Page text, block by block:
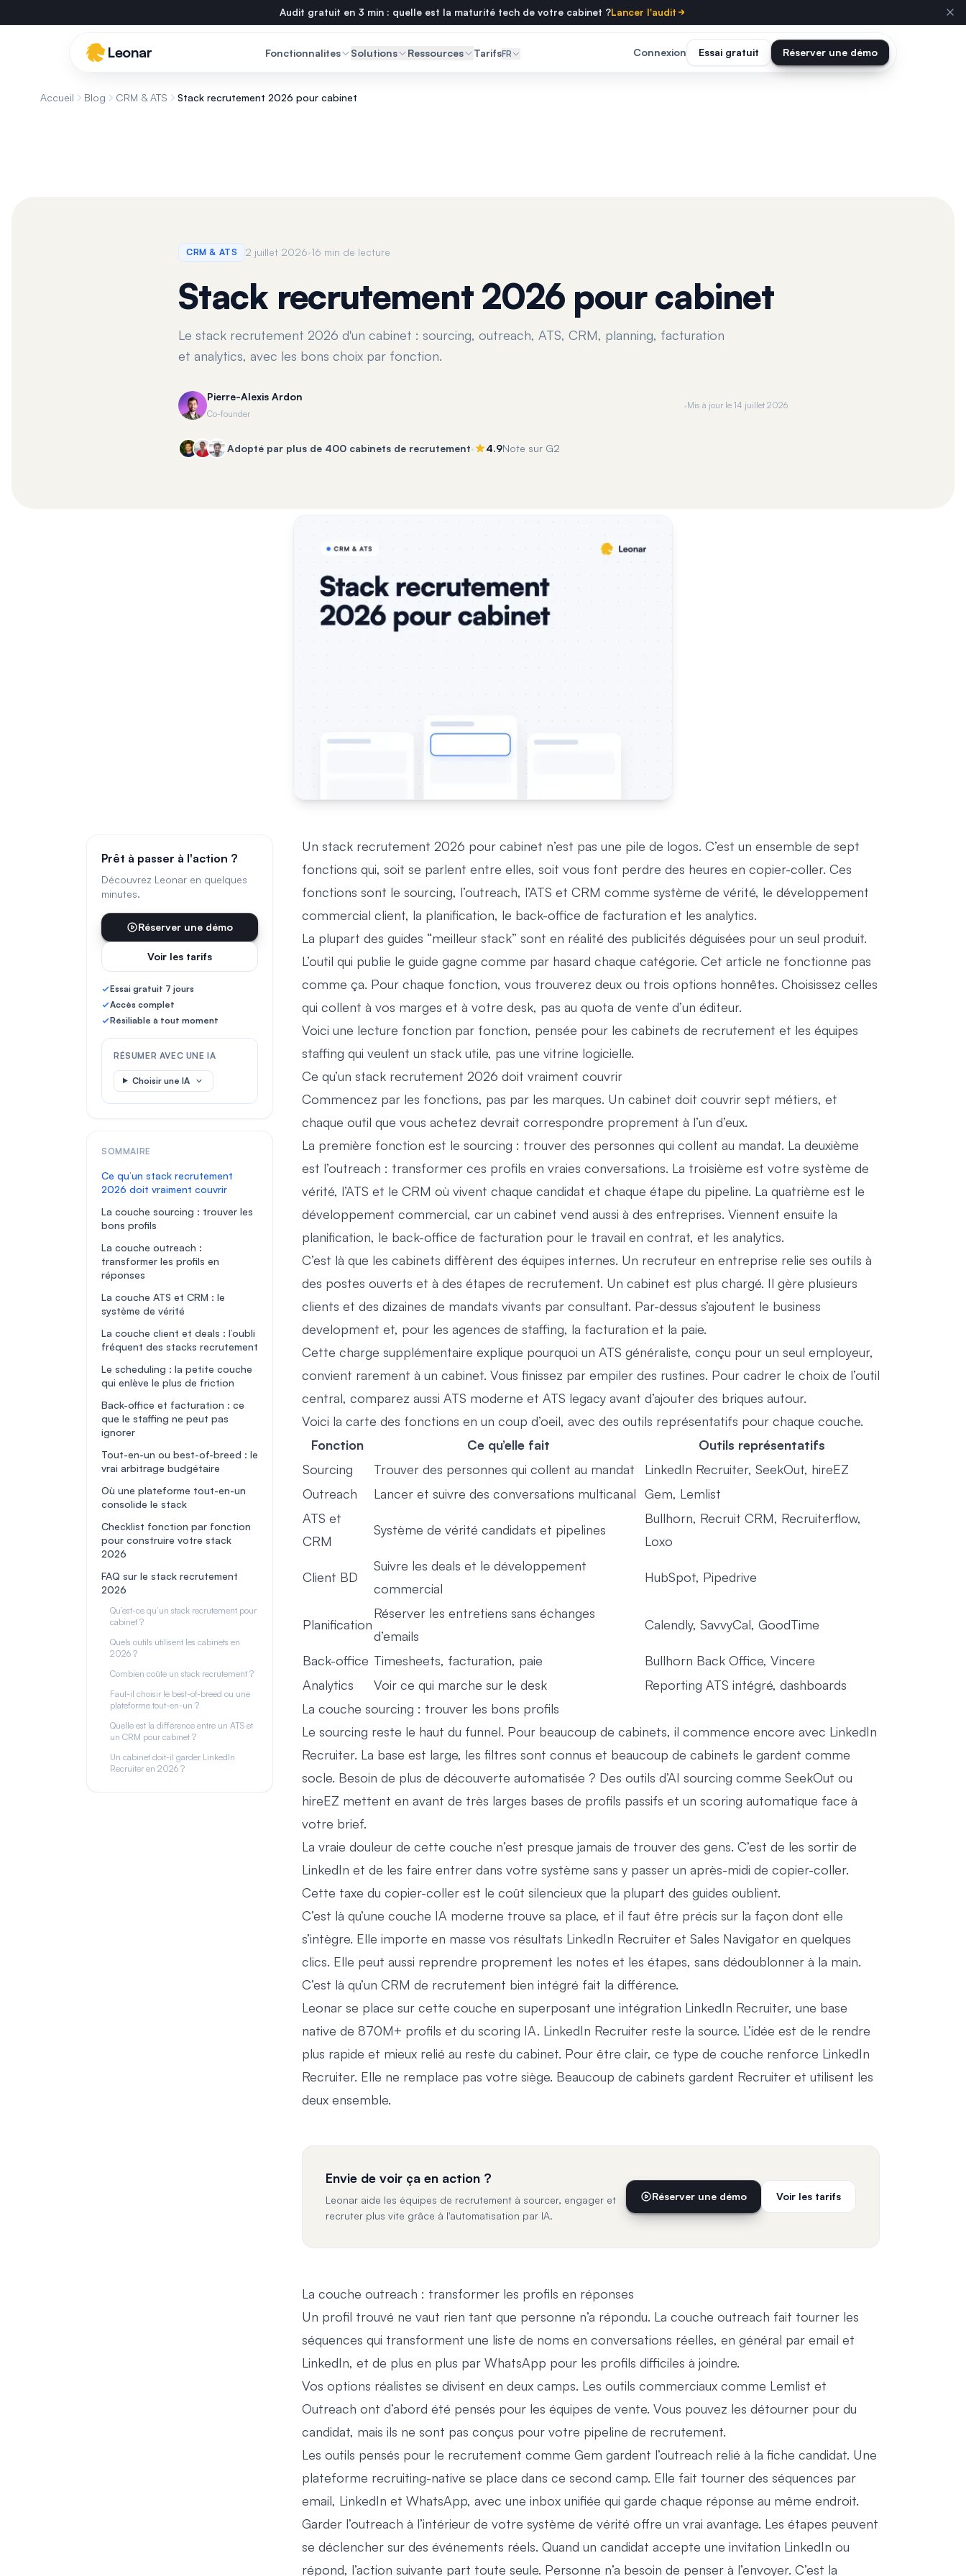
Audit gratuit en 3 min : quelle est la maturité tech de votre cabinet ?Lancer l'audit
Leonar Fonctionnalites Solutions Ressources TarifsFR Connexion Essai gratuit Réserver une démo
Accueil Blog CRM & ATS Stack recrutement 2026 pour cabinet
CRM & ATS 2 juillet 2026·16 min de lecture
Stack recrutement 2026 pour cabinet
Le stack recrutement 2026 d'un cabinet : sourcing, outreach, ATS, CRM, planning, facturation
et analytics, avec les bons choix par fonction.
Pierre-Alexis Ardon
Co-founder
·Mis à jour le 14 juillet 2026
Adopté par plus de 400 cabinets de recrutement· 4.9Note sur G2
Prêt à passer à l'action ?
Découvrez Leonar en quelques
minutes.
Réserver une démo
Voir les tarifs
Essai gratuit 7 jours
Accès complet
Résiliable à tout moment
RÉSUMER AVEC UNE IA
Choisir une IA
SOMMAIRE
Ce qu’un stack recrutement
2026 doit vraiment couvrir
La couche sourcing : trouver les
bons profils
La couche outreach :
transformer les profils en
réponses
La couche ATS et CRM : le
système de vérité
La couche client et deals : l’oubli
fréquent des stacks recrutement
Le scheduling : la petite couche
qui enlève le plus de friction
Back-office et facturation : ce
que le staffing ne peut pas
ignorer
Tout-en-un ou best-of-breed : le
vrai arbitrage budgétaire
Où une plateforme tout-en-un
consolide le stack
Checklist fonction par fonction
pour construire votre stack
2026
FAQ sur le stack recrutement
2026
Qu’est-ce qu’un stack recrutement pour
cabinet ?
Quels outils utilisent les cabinets en
2026 ?
Combien coûte un stack recrutement ?
Faut-il choisir le best-of-breed ou une
plateforme tout-en-un ?
Quelle est la différence entre un ATS et
un CRM pour cabinet ?
Un cabinet doit-il garder LinkedIn
Recruiter en 2026 ?
Un stack recrutement 2026 pour cabinet n’est pas une pile de logos. C’est un ensemble de sept
fonctions qui, soit se parlent entre elles, soit vous font perdre des heures en copier-coller. Ces
fonctions sont le sourcing, l’outreach, l’ATS et CRM comme système de vérité, le développement
commercial client, la planification, le back-office de facturation et les analytics.
La plupart des guides “meilleur stack” sont en réalité des publicités déguisées pour un seul produit.
L’outil qui publie le guide gagne comme par hasard chaque catégorie. Cet article ne fonctionne pas
comme ça. Pour chaque fonction, vous trouverez deux ou trois options honnêtes. Choisissez celles
qui collent à vos marges et à votre desk, pas au quota de vente d’un éditeur.
Voici une lecture fonction par fonction, pensée pour les cabinets de recrutement et les équipes
staffing qui veulent un stack utile, pas une vitrine logicielle.
Ce qu’un stack recrutement 2026 doit vraiment couvrir
Commencez par les fonctions, pas par les marques. Un cabinet doit couvrir sept métiers, et
chaque outil que vous achetez devrait correspondre proprement à l’un d’eux.
La première fonction est le sourcing : trouver des personnes qui collent au mandat. La deuxième
est l’outreach : transformer ces profils en vraies conversations. La troisième est votre système de
vérité, l’ATS et le CRM où vivent chaque candidat et chaque étape du pipeline. La quatrième est le
développement commercial, car un cabinet vend aussi à des entreprises. Viennent ensuite la
planification, le back-office de facturation pour le travail en contrat, et les analytics.
C’est là que les cabinets diffèrent des équipes internes. Un recruteur en entreprise relie ses outils à
des postes ouverts et à des étapes de recrutement. Un cabinet est plus chargé. Il gère plusieurs
clients et des dizaines de mandats vivants par consultant. Par-dessus s’ajoutent le business
development et, pour les agences de staffing, la facturation et la paie.
Cette charge supplémentaire explique pourquoi un ATS généraliste, conçu pour un seul employeur,
convient rarement à un cabinet. Vous finissez par empiler des rustines. Pour cadrer le choix de l’outil
central, comparez aussi ATS moderne et ATS legacy avant d’ajouter des briques autour.
Voici la carte des fonctions en un coup d’oeil, avec des outils représentatifs pour chaque couche.
Fonction
Ce qu’elle fait
Outils représentatifs
Sourcing
Trouver des personnes qui collent au mandat
LinkedIn Recruiter, SeekOut, hireEZ
Outreach
Lancer et suivre des conversations multicanal Gem, Lemlist
ATS et
CRM
Système de vérité candidats et pipelines
Bullhorn, Recruit CRM, Recruiterflow,
Loxo
Client BD
Suivre les deals et le développement
commercial
HubSpot, Pipedrive
Planification
Réserver les entretiens sans échanges
d’emails
Calendly, SavvyCal, GoodTime
Back-office Timesheets, facturation, paie
Bullhorn Back Office, Vincere
Analytics
Voir ce qui marche sur le desk
Reporting ATS intégré, dashboards
La couche sourcing : trouver les bons profils
Le sourcing reste le haut du funnel. Pour beaucoup de cabinets, il commence encore avec LinkedIn
Recruiter. La base est large, les filtres sont connus et beaucoup de cabinets le gardent comme
socle. Besoin de plus de découverte automatisée ? Des outils d’AI sourcing comme SeekOut ou
hireEZ mettent en avant de très larges bases de profils passifs et un scoring automatique face à
votre brief.
La vraie douleur de cette couche n’est presque jamais de trouver des gens. C’est de les sortir de
LinkedIn et de les faire entrer dans votre système sans y passer un après-midi de copier-coller.
Cette taxe du copier-coller est le coût silencieux que la plupart des guides oublient.
C’est là qu’une couche IA moderne trouve sa place, et il faut être précis sur la façon dont elle
s’intègre. Elle importe en masse vos résultats LinkedIn Recruiter et Sales Navigator en quelques
clics. Elle peut aussi reprendre proprement les notes et les étapes, sans dédoublonner à la main.
C’est là qu’un CRM de recrutement bien intégré fait la différence.
Leonar se place sur cette couche en superposant une intégration LinkedIn Recruiter, une base
native de 870M+ profils et du scoring IA. LinkedIn Recruiter reste la source. L’idée est de le rendre
plus rapide et mieux relié au reste du cabinet. Pour être clair, ce type de couche renforce LinkedIn
Recruiter. Elle ne remplace pas votre siège. Beaucoup de cabinets gardent Recruiter et utilisent les
deux ensemble.
Envie de voir ça en action ?
Leonar aide les équipes de recrutement à sourcer, engager et
recruter plus vite grâce à l'automatisation par IA.
Réserver une démo Voir les tarifs
La couche outreach : transformer les profils en réponses
Un profil trouvé ne vaut rien tant que personne n’a répondu. La couche outreach fait tourner les
séquences qui transforment une liste de noms en conversations réelles, en général par email et
LinkedIn, et de plus en plus par WhatsApp pour les profils difficiles à joindre.
Vos options réalistes se divisent en deux camps. Les outils commerciaux comme Lemlist et
Outreach ont d’abord été pensés pour les équipes de vente. Vous pouvez les détourner pour du
candidat, mais ils ne sont pas conçus pour votre pipeline de recrutement.
Les outils pensés pour le recrutement comme Gem gardent l’outreach relié à la fiche candidat. Une
plateforme recruiting-native se place dans ce second camp. Elle fait tourner des séquences par
email, LinkedIn et WhatsApp, avec une inbox unifiée qui garde chaque réponse au même endroit.
Garder l’outreach à l’intérieur de votre système de vérité offre un vrai avantage. Les étapes peuvent
se déclencher sur des événements réels. Quand un candidat accepte une invitation LinkedIn ou
répond, l’action suivante part toute seule. Personne n’a besoin de penser à l’envoyer. C’est la